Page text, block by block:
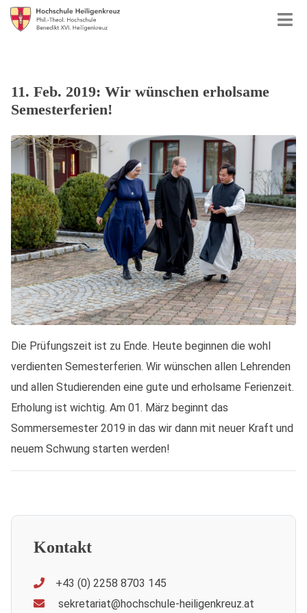
11. Feb. 2019: Wir wünschen erholsame
Semesterferien!
Die Prüfungszeit ist zu Ende. Heute beginnen die wohl
verdienten Semesterferien. Wir wünschen allen Lehrenden
und allen Studierenden eine gute und erholsame Ferienzeit.
Erholung ist wichtig. Am 01. März beginnt das
Sommersemester 2019 in das wir dann mit neuer Kraft und
neuem Schwung starten werden!
Kontakt
+43 (0) 2258 8703 145
sekretariat@hochschule-heiligenkreuz.at